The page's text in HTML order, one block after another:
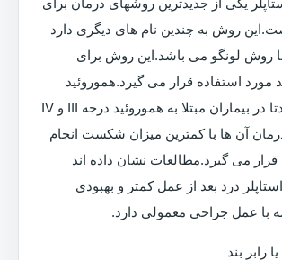
روش به چندین نام های دیگری دارد
روش لونگو می باشد.این روش برای
مورد استفاده قرار می گیرد.هموروئید
کتومی استاپلر،عمدتا در بیماران مبتلا به هموروئید درجه III و IV
درمان آن ها با کمترین میزان شکست انجام
می گیرد.مطالعات نشان داده اند
درد بعد از عمل کمتر و بهبودی
با عمل جراحی معمولی دارد.
رابر بند